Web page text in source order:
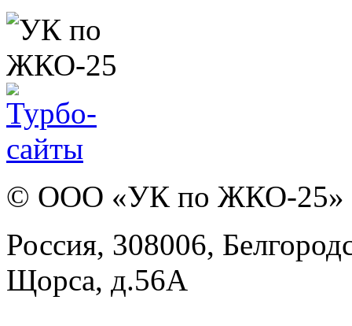
© ООО «УК по ЖКО-25»
Россия, 308006,
Щорса, д.56А